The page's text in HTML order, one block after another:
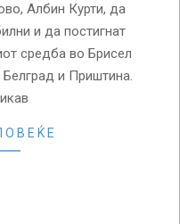
Албин Курти, да
и да постигнат
средба во Брисел
Белград и Приштина.